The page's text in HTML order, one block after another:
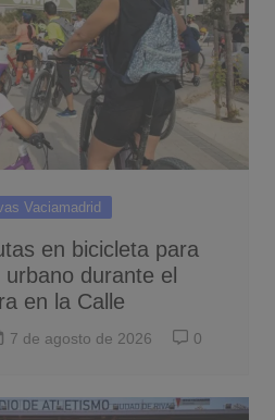
Vaciamadrid
en bicicleta para
durante el
en la Calle
7 de agosto de 2026 0